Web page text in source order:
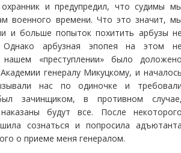
и предупредил, что судимы
военного времени. Что это значит,
и больше попыток похитить арбузы
Однако арбузная эпопея на этом
нашем «преступлении» было
генералу Микуцкому, и
нас по одиночке и
зачинщиком, в противном
будут все. После
сознаться и попросила
о приеме меня генералом.